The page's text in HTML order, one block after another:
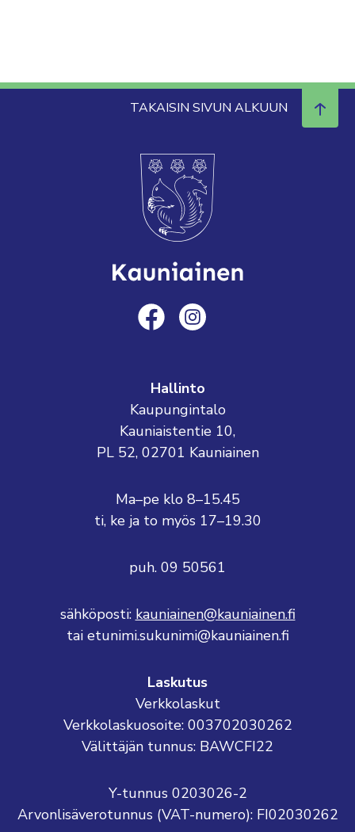
TAKAISIN SIVUN ALKUUN
Hallinto
Kaupungintalo
Kauniaistentie 10,
PL 52, 02701 Kauniainen
Ma–pe klo 8–15.45
ti, ke ja to myös 17–19.30
puh. 09 50561
sähköposti: kauniainen@kauniainen.fi
tai etunimi.sukunimi@kauniainen.fi
Laskutus
Verkkolaskut
Verkkolaskuosoite: 003702030262
Välittäjän tunnus: BAWCFI22
Y-tunnus 0203026-2
Arvonlisäverotunnus (VAT-numero): FI02030262